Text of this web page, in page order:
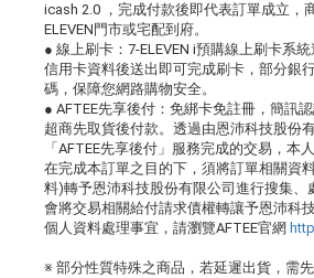
icash 2.0 ，完成付款後即代表訂單成立，
ELEVEN門市或宅配到府。
● 線上刷卡：7-ELEVEN i預購線上刷卡系
信用卡資料後送出即可完成刷卡，部分銀
碼，保障您網路購物安全。
● AFTEE先享後付：免綁卡免註冊，簡訊
超商先取貨後付款。透過由恩沛科技股份
「AFTEE先享後付」服務完成的交易，本
在完成本訂單之目的下，須將訂單相關資
料)轉予恩沛科技股份有限公司進行搜集、
會將交易相關給付請求債權轉讓予恩沛科
個人資料處理事宜，請瀏覽AFTEE官網
※ 部分性質特殊之商品，若延遲出貨，需